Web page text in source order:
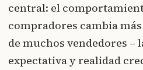
central: el
compradores cambia
de muchos vendedores –
expectativa y realidad